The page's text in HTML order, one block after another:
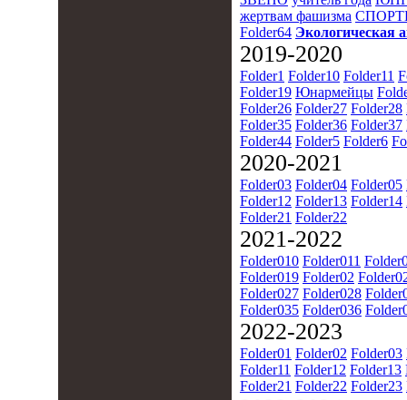
жертвам фашизма
Folder64 Экологическая
2019-2020
Folder1 Folder10 Folder11
Folder19 Юнармейцы
Folder26 Folder27 Folder28
Folder35 Folder36 Folder37
Folder44 Folder5 Folder6
2020-2021
Folder03 Folder04 Folder05
Folder12 Folder13 Folder14
Folder21 Folder22
2021-2022
Folder010 Folder011
Folder019 Folder02
Folder027 Folder028
Folder035 Folder036
2022-2023
Folder01 Folder02 Folder03
Folder11 Folder12 Folder13
Folder21 Folder22 Folder23